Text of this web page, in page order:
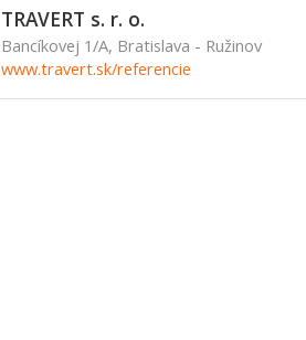
TRAVERT s. r. o.
Bancíkovej 1/A, Bratislava - Ružinov
www.travert.sk/referencie